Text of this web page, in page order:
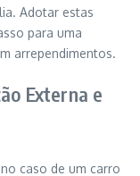
Adotar estas
para uma
arrependimentos.
Externa e
caso de um carro